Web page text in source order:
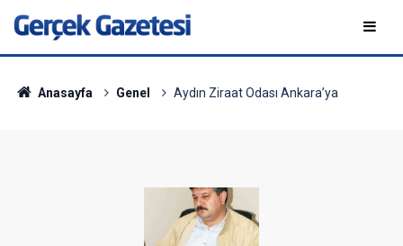
Anasayfa Genel Aydın Ziraat Odası Ankara’ya